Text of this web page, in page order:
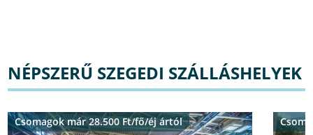
NÉPSZERŰ SZEGEDI SZÁLLÁSHELYEK
Csomagok már 28.500 Ft/fő/éj ártól